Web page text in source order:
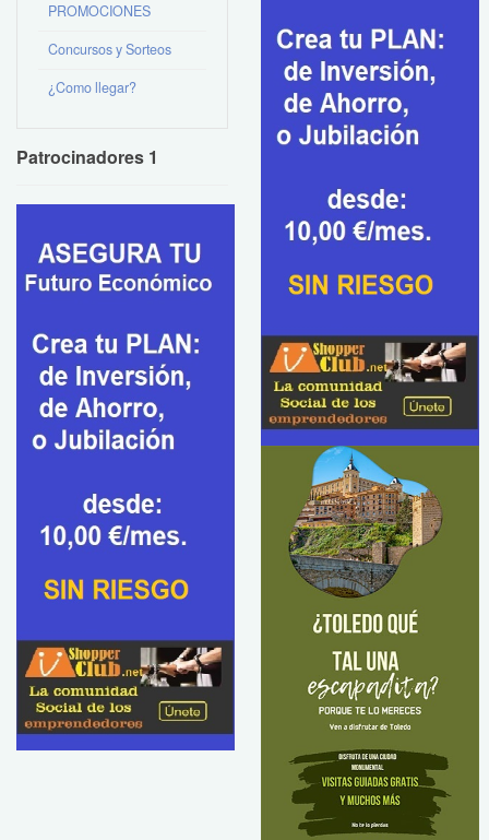
PROMOCIONES
Concursos y Sorteos
¿Como llegar?
Patrocinadores 1